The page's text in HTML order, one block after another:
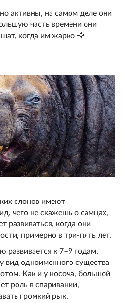
активны, на самом деле они
часть времени они
когда им жарко 🦅
слонов имеют
чего не скажешь о самцах,
развиваться, когда они
примерно в три-пять лет.
развивается к 7–9 годам,
вид одноименного существа
Как и у носоча, большой
роль в спаривании,
громкий рык,